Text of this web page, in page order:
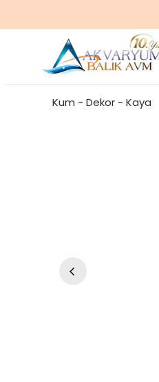
Kum - Dekor - Kaya